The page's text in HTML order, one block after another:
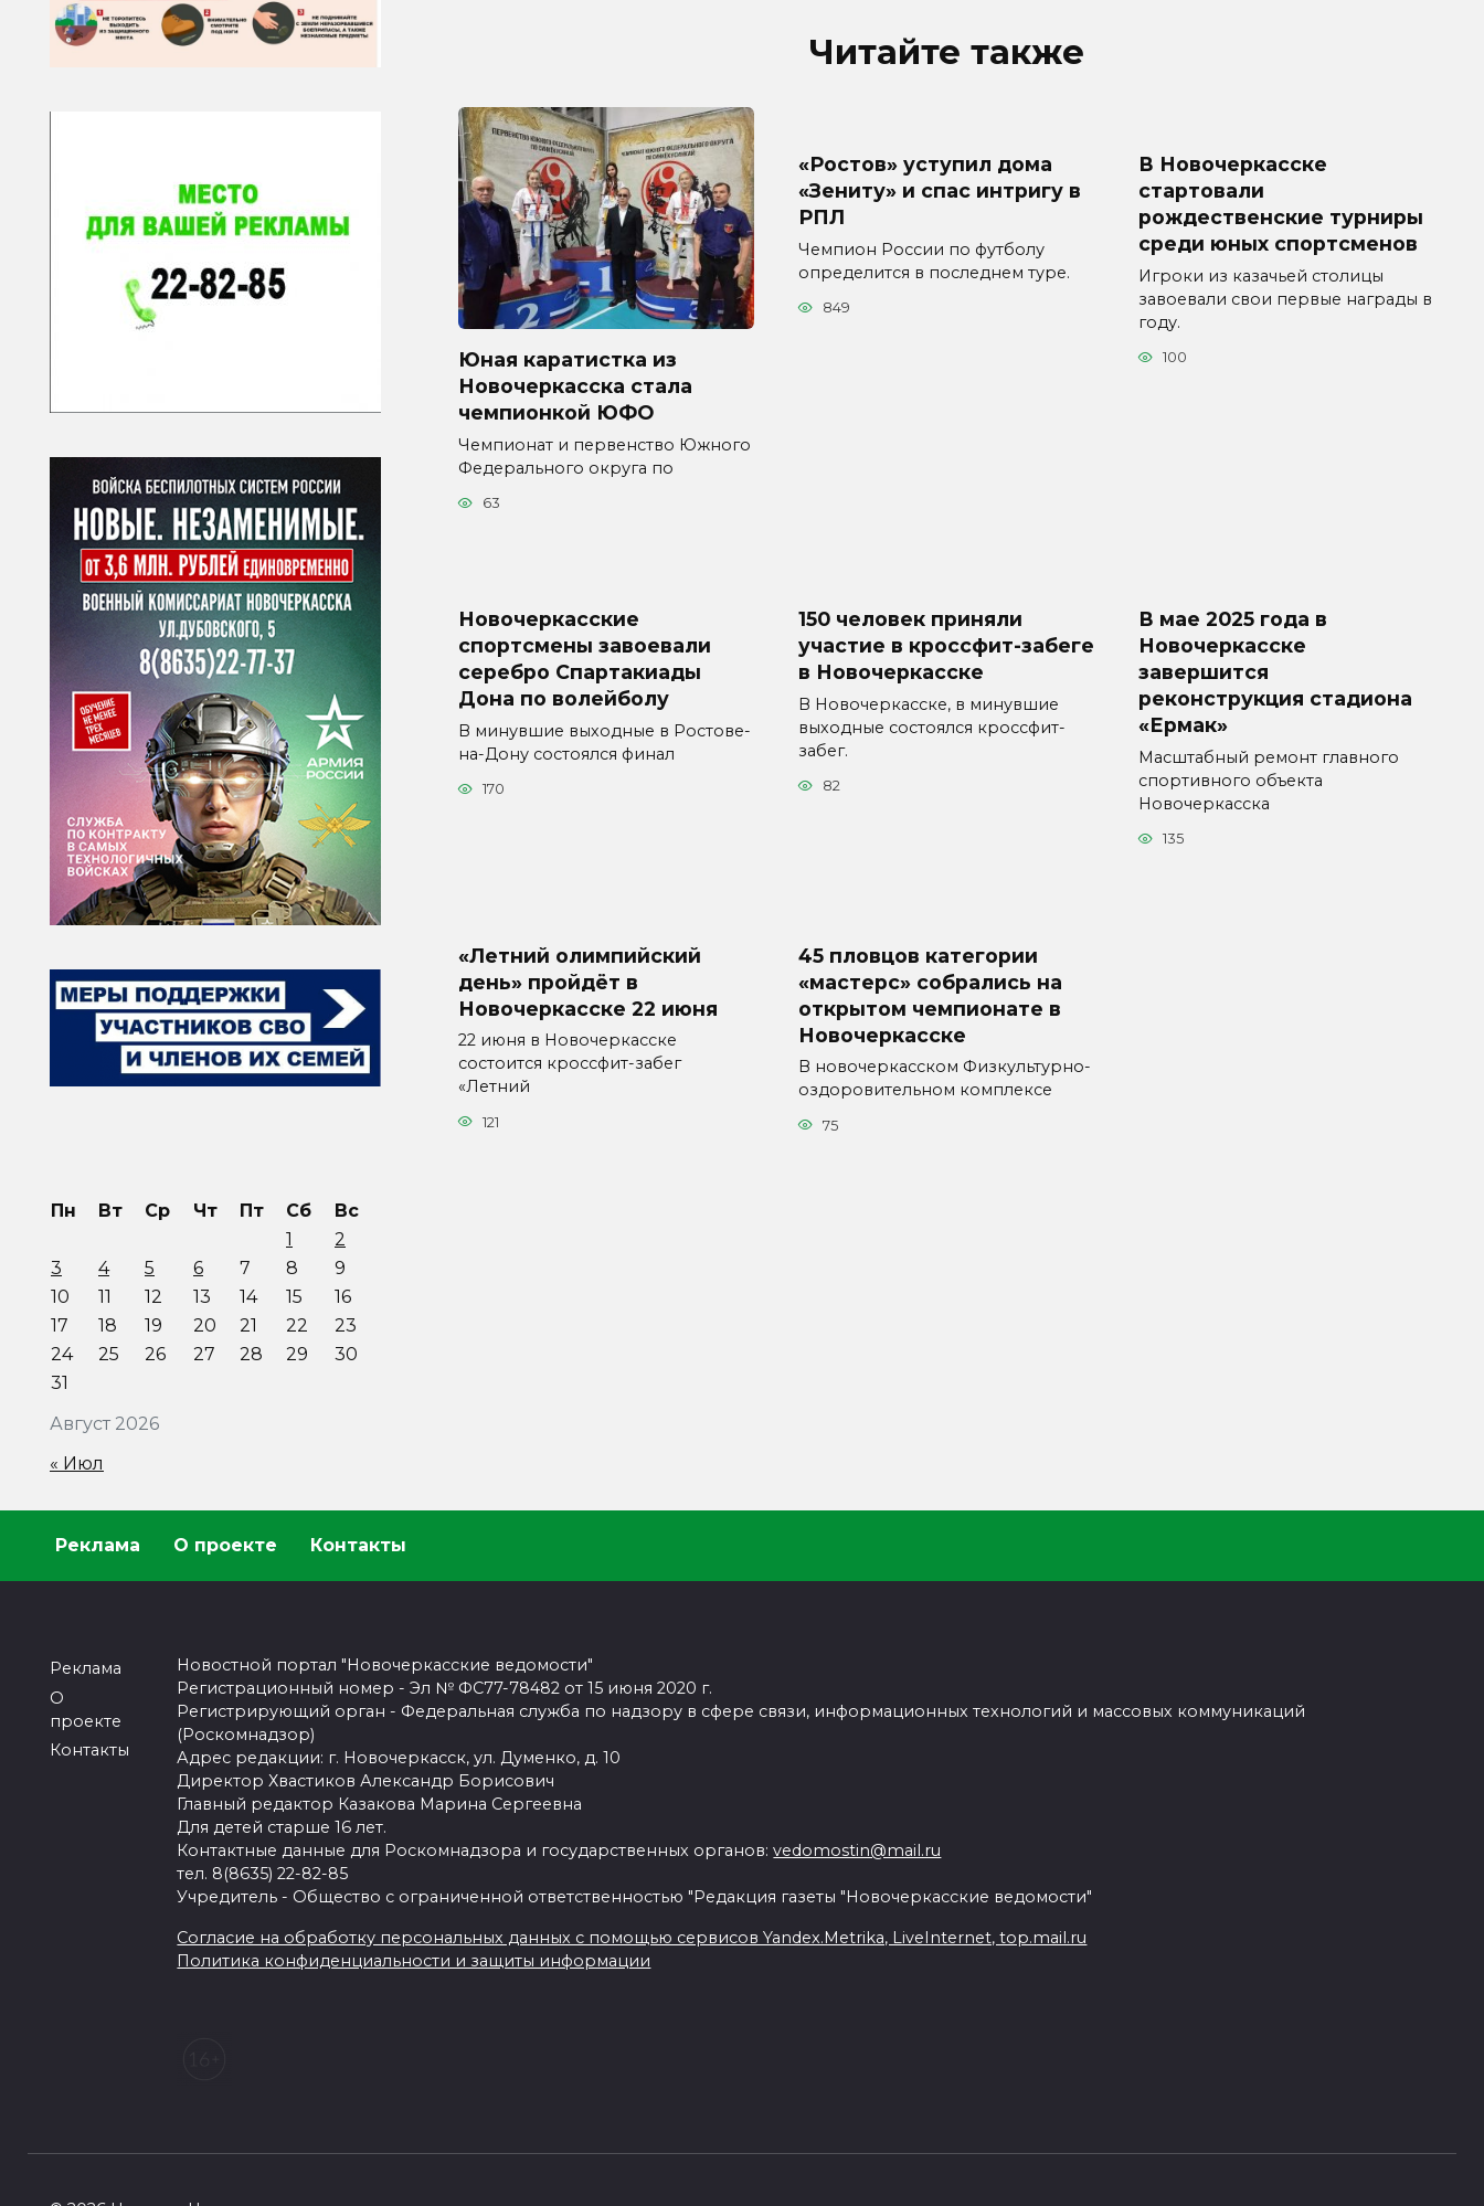
Читайте также
Юная каратистка из
Новочеркасска стала
чемпионкой ЮФО
Чемпионат и первенство Южного
Федерального округа по
63
«Ростов» уступил дома
«Зениту» и спас интригу в
РПЛ
Чемпион России по футболу
определится в последнем туре.
849
В Новочеркасске
стартовали
рождественские турниры
среди юных спортсменов
Игроки из казачьей столицы
завоевали свои первые награды в
году.
100
Новочеркасские
спортсмены завоевали
серебро Спартакиады
Дона по волейболу
В минувшие выходные в Ростове-
на-Дону состоялся финал
170
150 человек приняли
участие в кроссфит-забеге
в Новочеркасске
В Новочеркасске, в минувшие
выходные состоялся кроссфит-
забег.
82
В мае 2025 года в
Новочеркасске
завершится
реконструкция стадиона
«Ермак»
Масштабный ремонт главного
спортивного объекта
Новочеркасска
135
«Летний олимпийский
день» пройдёт в
Новочеркасске 22 июня
22 июня в Новочеркасске
состоится кроссфит-забег
«Летний
121
45 пловцов категории
«мастерс» собрались на
открытом чемпионате в
Новочеркасске
В новочеркасском Физкультурно-
оздоровительном комплексе
75
Август 2026
Пн Вт Ср Чт Пт Сб
Вс
1
2
3
4 5 6 7 8
9
10
11 12 13 14 15
16
17
18 19 20 21 22
23
24
25 26 27 28 29
30
31
« Июл
Реклама О проекте Контакты
Реклама
О
проекте
Контакты
Новостной портал "Новочеркасские ведомости"
Регистрационный номер - Эл № ФС77-78482 от 15 июня 2020 г.
Регистрирующий орган - Федеральная служба по надзору в сфере связи, информационных технологий и массовых коммуникаций
(Роскомнадзор)
Адрес редакции: г. Новочеркасск, ул. Думенко, д. 10
Директор Хвастиков Александр Борисович
Главный редактор Казакова Марина Сергеевна
Для детей старше 16 лет.
Контактные данные для Роскомнадзора и государственных органов:vedomostin@mail.ru
тел. 8(8635) 22-82-85
Учредитель - Общество с ограниченной ответственностью "Редакция газеты "Новочеркасские ведомости"
Согласие на обработку персональных данных с помощью сервисов Yandex.Metrika, LiveInternet, top.mail.ru
Политика конфиденциальности и защиты информации